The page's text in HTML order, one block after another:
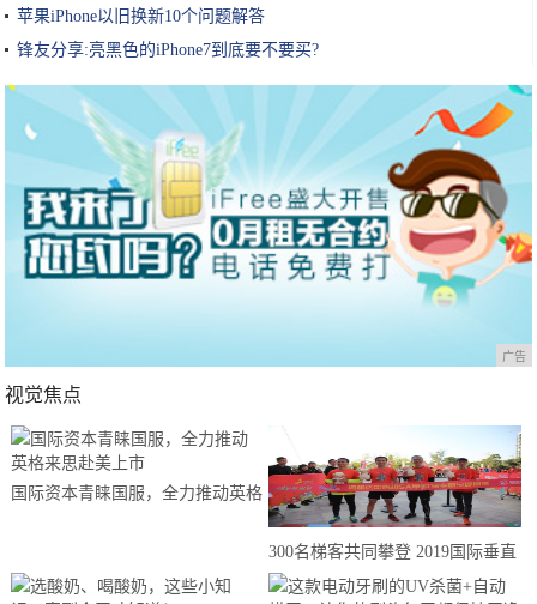
苹果iPhone以旧换新10个问题解答
锋友分享:亮黑色的iPhone7到底要不要买?
广告
视觉焦点
国际资本青睐国服，全力推动英格
300名梯客共同攀登 2019国际垂直
马拉松超级精英赛顺德海骏达中心